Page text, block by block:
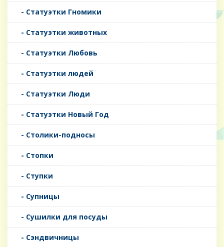
- Статуэтки Гномики
- Статуэтки животных
- Статуэтки Любовь
- Статуэтки людей
- Статуэтки Люди
- Статуэтки Новый Год
- Столики-подносы
- Стопки
- Ступки
- Супницы
- Сушилки для посуды
- Сэндвичницы